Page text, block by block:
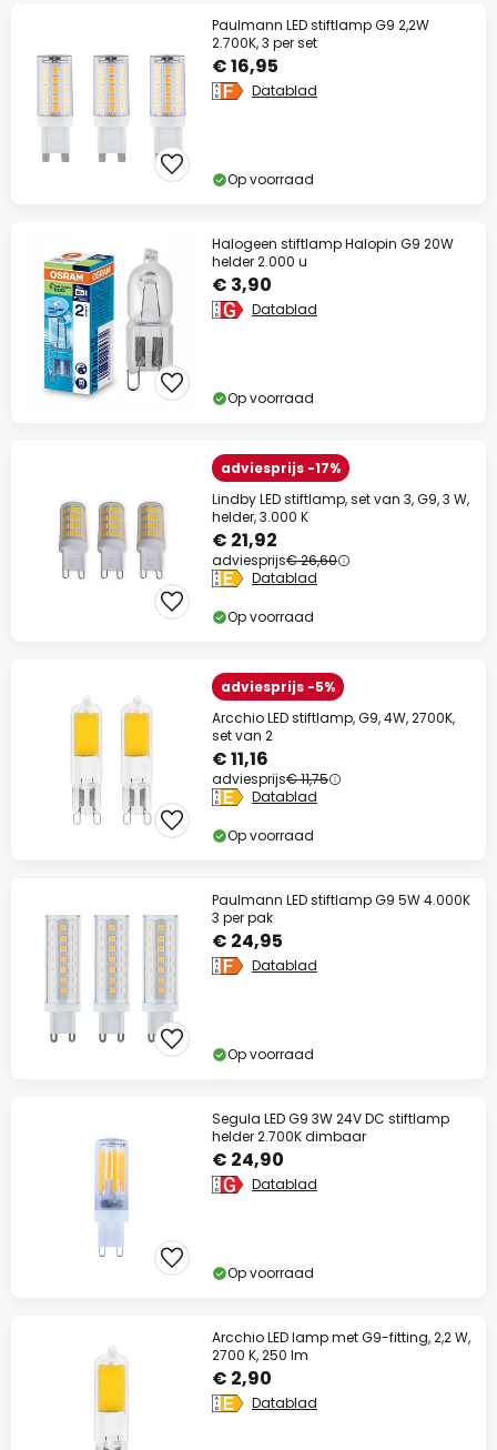
Paulmann LED stiftlamp G9 2,2W
2.700K, 3 per set
€ 16,95
Datablad
Op voorraad
Halogeen stiftlamp Halopin G9 20W
helder 2.000 u
€ 3,90
Datablad
Op voorraad
adviesprijs -17%
Lindby LED stiftlamp, set van 3, G9, 3 W,
helder, 3.000 K
€ 21,92
adviesprijs€ 26,60
Datablad
Op voorraad
adviesprijs -5%
Arcchio LED stiftlamp, G9, 4W, 2700K,
set van 2
€ 11,16
adviesprijs€ 11,75
Datablad
Op voorraad
Paulmann LED stiftlamp G9 5W 4.000K
3 per pak
€ 24,95
Datablad
Op voorraad
Segula LED G9 3W 24V DC stiftlamp
helder 2.700K dimbaar
€ 24,90
Datablad
Op voorraad
Arcchio LED lamp met G9-fitting, 2,2 W,
2700 K, 250 lm
€ 2,90
Datablad